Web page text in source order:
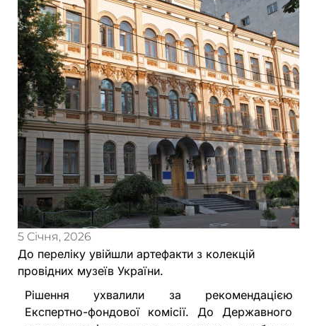
5 Січня, 2026
До переліку увійшли артефакти з колекцій
провідних музеїв України.
Рішення ухвалили за рекомендацією
Експертно-фондової комісії. До Державного